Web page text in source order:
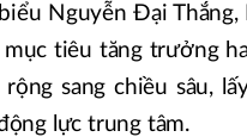
Nguyễn Đại
mục tiêu tăng trưởng
sang chiều sâu,
lực trung tâm.